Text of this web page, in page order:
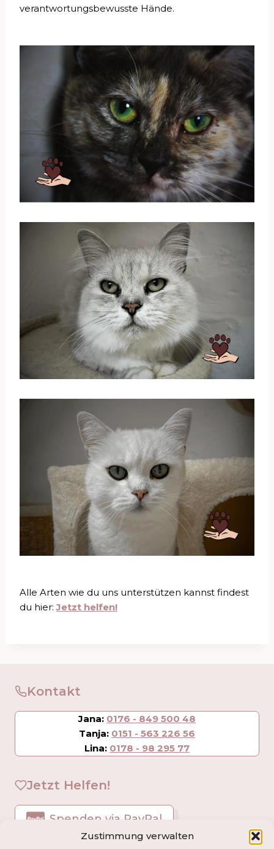
Zustimmung verwalten
verantwortungsbewusste Hände.
Alle Arten wie du uns unterstützen kannst findest
du hier:Jetzt helfen!
Kontakt
Jana: 0176 - 849 500 48
Tanja: 0151 - 563 226 56
Lina: 0178 - 98 295 77
Jetzt Helfen!
Spenden via PayPal